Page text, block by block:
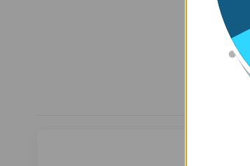
العاج